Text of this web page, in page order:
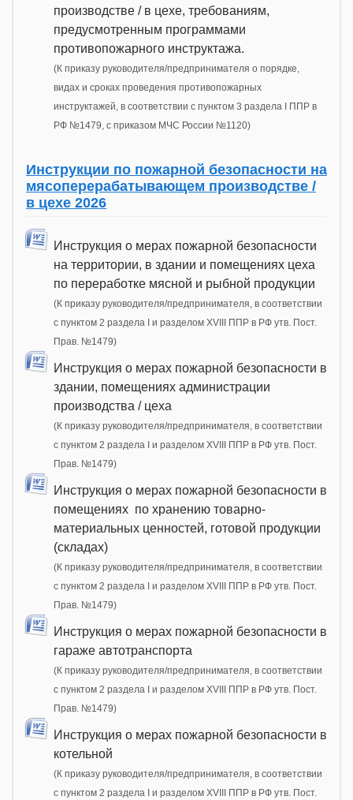
производстве / в цехе, требованиям,
предусмотренным программами
противопожарного инструктажа.
(К приказу руководителя/предпринимателя о порядке,
видах и сроках проведения противопожарных
инструктажей, в соответствии с пунктом 3 раздела I ППР в
РФ №1479, с приказом МЧС России №1120)
Инструкции по пожарной безопасности на
мясоперерабатывающем производстве /
в цехе 2026
Инструкция о мерах пожарной безопасности
на территории, в здании и помещениях цеха
по переработке мясной и рыбной продукции
(К приказу руководителя/предпринимателя, в соответствии
с пунктом 2 раздела I и разделом XVIII ППР в РФ утв. Пост.
Прав. №1479)
Инструкция о мерах пожарной безопасности в
здании, помещениях администрации
производства / цеха
(К приказу руководителя/предпринимателя, в соответствии
с пунктом 2 раздела I и разделом XVIII ППР в РФ утв. Пост.
Прав. №1479)
Инструкция о мерах пожарной безопасности в
помещениях по хранению товарно-
материальных ценностей, готовой продукции
(складах)
(К приказу руководителя/предпринимателя, в соответствии
с пунктом 2 раздела I и разделом XVIII ППР в РФ утв. Пост.
Прав. №1479)
Инструкция о мерах пожарной безопасности в
гараже автотранспорта
(К приказу руководителя/предпринимателя, в соответствии
с пунктом 2 раздела I и разделом XVIII ППР в РФ утв. Пост.
Прав. №1479)
Инструкция о мерах пожарной безопасности в
котельной
(К приказу руководителя/предпринимателя, в соответствии
с пунктом 2 раздела I и разделом XVIII ППР в РФ утв. Пост.